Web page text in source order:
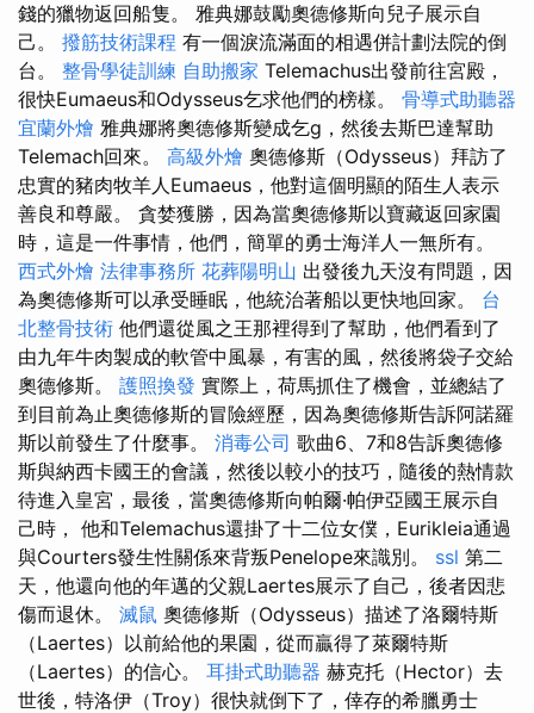
錢的獵物返回船隻。 雅典娜鼓勵奧德修斯向兒子展示自
己。 撥筋技術課程 有一個淚流滿面的相遇併計劃法院的倒
台。 整骨學徒訓練 自助搬家 Telemachus出發前往宮殿，
很快Eumaeus和Odysseus乞求他們的榜樣。 骨導式助聽器
宜蘭外燴 雅典娜將奧德修斯變成乞g，然後去斯巴達幫助
Telemach回來。 高級外燴 奧德修斯（Odysseus）拜訪了
忠實的豬肉牧羊人Eumaeus，他對這個明顯的陌生人表示
善良和尊嚴。 貪婪獲勝，因為當奧德修斯以寶藏返回家園
時，這是一件事情，他們，簡單的勇士海洋人一無所有。
西式外燴 法律事務所 花葬陽明山 出發後九天沒有問題，因
為奧德修斯可以承受睡眠，他統治著船以更快地回家。 台
北整骨技術 他們還從風之王那裡得到了幫助，他們看到了
由九年牛肉製成的軟管中風暴，有害的風，然後將袋子交給
奧德修斯。 護照換發 實際上，荷馬抓住了機會，並總結了
到目前為止奧德修斯的冒險經歷，因為奧德修斯告訴阿諾羅
斯以前發生了什麼事。 消毒公司 歌曲6、7和8告訴奧德修
斯與納西卡國王的會議，然後以較小的技巧，隨後的熱情款
待進入皇宮，最後，當奧德修斯向帕爾·帕伊亞國王展示自
己時， 他和Telemachus還掛了十二位女僕，Eurikleia通過
與Courters發生性關係來背叛Penelope來識別。 ssl 第二
天，他還向他的年邁的父親Laertes展示了自己，後者因悲
傷而退休。 滅鼠 奧德修斯（Odysseus）描述了洛爾特斯
（Laertes）以前給他的果園，從而贏得了萊爾特斯
（Laertes）的信心。 耳掛式助聽器 赫克托（Hector）去
世後，特洛伊（Troy）很快就倒下了，倖存的希臘勇士